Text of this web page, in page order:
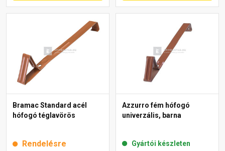
Bramac Standard acél
hófogó téglavörös
Rendelésre
Azzurro fém hófogó
univerzális, barna
Gyártói készleten